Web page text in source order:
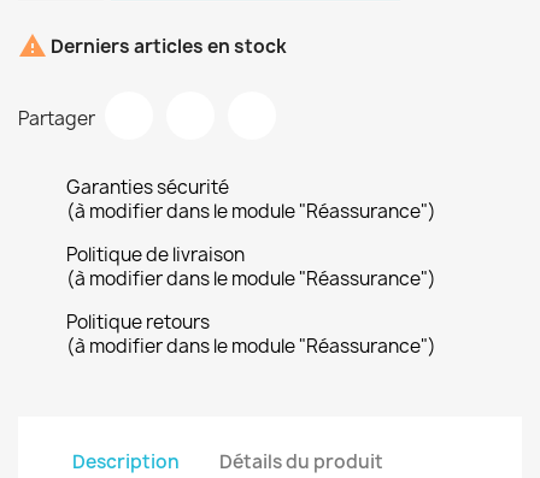
 Derniers articles en stock
Partager
Garanties sécurité
(à modifier dans le module "Réassurance")
Politique de livraison
(à modifier dans le module "Réassurance")
Politique retours
(à modifier dans le module "Réassurance")
Description Détails du produit